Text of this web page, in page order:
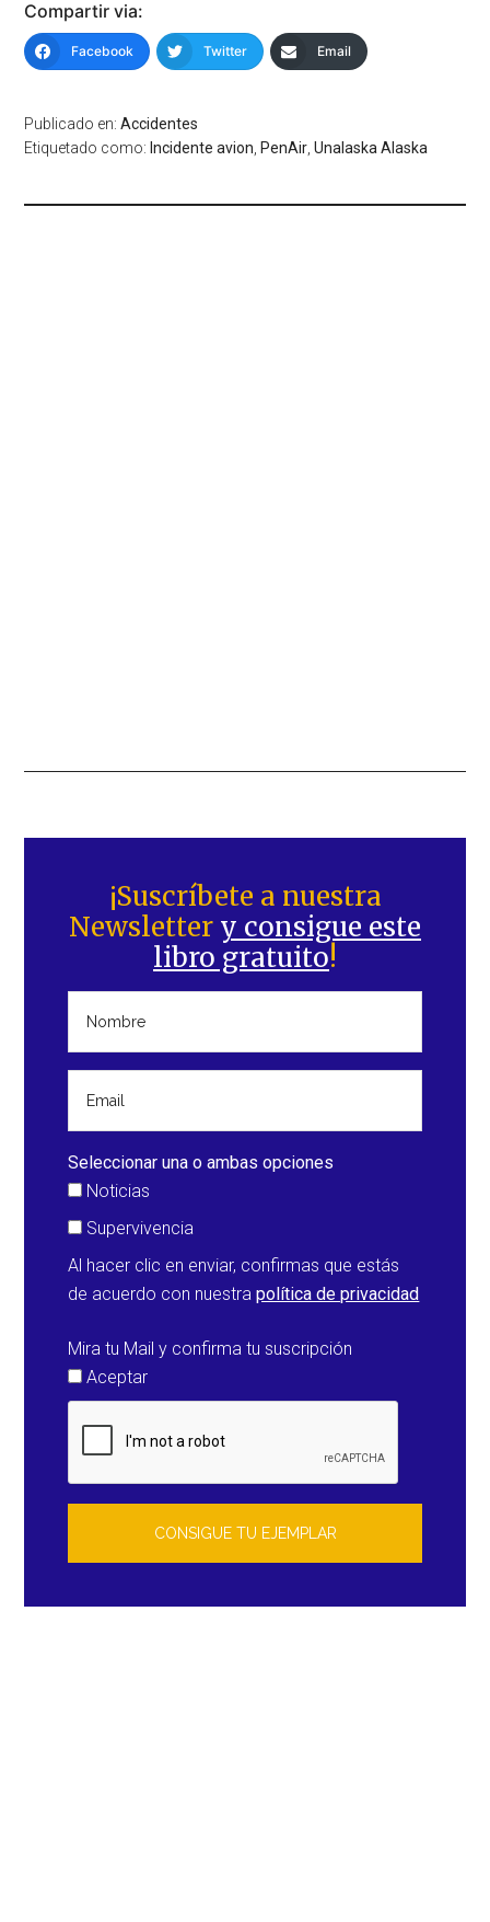
Compartir via:
Facebook Twitter Email
Publicado en:Accidentes
Etiquetado como: Incidente avion PenAir ,Unalaska Alaska
lateral
principal
¡Suscríbete a nuestra
Newsletter y consigue este
libro gratuito!
Seleccionar una o ambas opciones
Noticias
Supervivencia
Al hacer clic en enviar, confirmas que estás
de acuerdo con nuestrapolítica de privacidad
Mira tu Mail y confirma tu suscripción
Aceptar